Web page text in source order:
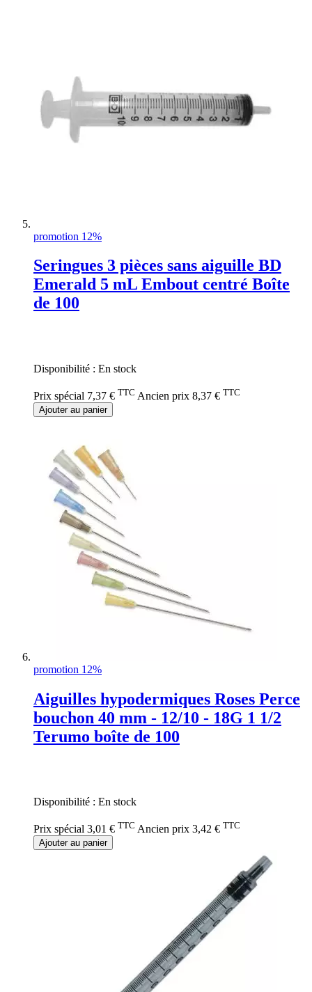
promotion 12%
Seringues 3 pièces sans aiguille BD
Emerald 5 mL Embout centré Boîte
de 100
Disponibilité : En stock
Prix spécial 7,37 € TTC Ancien prix 8,37 € TTC
Ajouter au panier
promotion 12%
Aiguilles hypodermiques Roses Perce
bouchon 40 mm - 12/10 - 18G 1 1/2
Terumo boîte de 100
Disponibilité : En stock
Prix spécial 3,01 € TTC Ancien prix 3,42 € TTC
Ajouter au panier